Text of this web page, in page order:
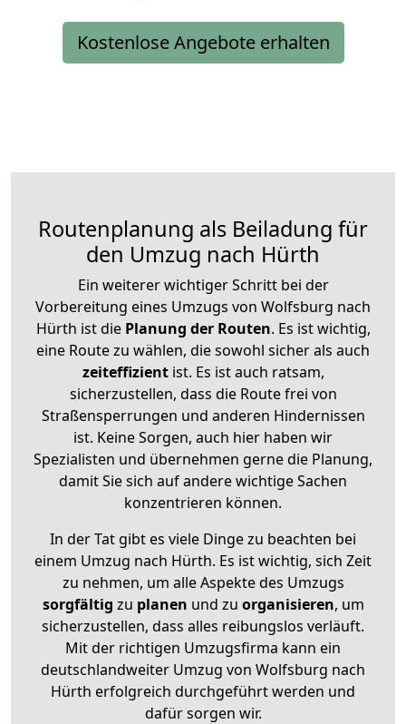
Kostenlose Angebote erhalten
Routenplanung als Beiladung für
den Umzug nach Hürth
Ein weiterer wichtiger Schritt bei der
Vorbereitung eines Umzugs von Wolfsburg nach
Hürth ist diePlanung der Routen. Es ist wichtig,
eine Route zu wählen, die sowohl sicher als auch
zeiteffizientist. Es ist auch ratsam,
sicherzustellen, dass die Route frei von
Straßensperrungen und anderen Hindernissen
ist. Keine Sorgen, auch hier haben wir
Spezialisten und übernehmen gerne die Planung,
damit Sie sich auf andere wichtige Sachen
konzentrieren können.
In der Tat gibt es viele Dinge zu beachten bei
einem Umzug nach Hürth. Es ist wichtig, sich Zeit
zu nehmen, um alle Aspekte des Umzugs
sorgfältig zu planen und zu organisieren, um
sicherzustellen, dass alles reibungslos verläuft.
Mit der richtigen Umzugsfirma kann ein
deutschlandweiter Umzug von Wolfsburg nach
Hürth erfolgreich durchgeführt werden und
dafür sorgen wir.